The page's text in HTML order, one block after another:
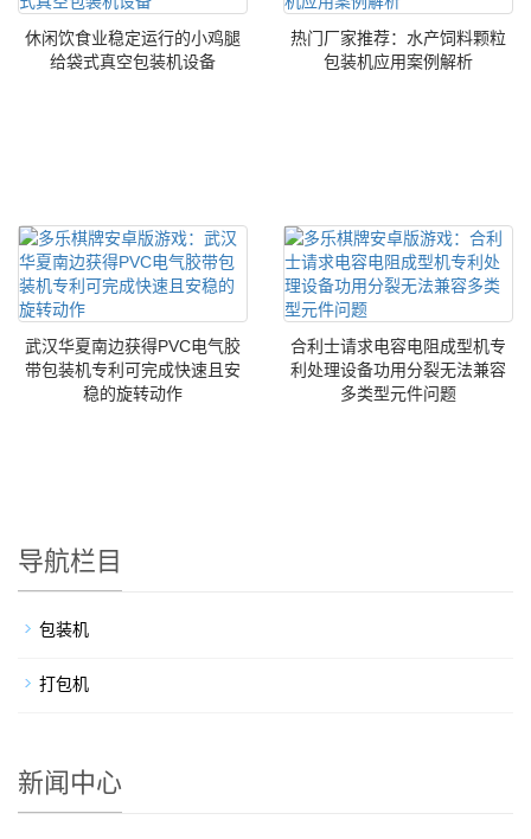
休闲饮食业稳定运行的小鸡腿
给袋式真空包装机设备
热门厂家推荐：水产饲料颗粒
包装机应用案例解析
武汉华夏南边获得PVC电气胶
带包装机专利可完成快速且安
稳的旋转动作
合利士请求电容电阻成型机专
利处理设备功用分裂无法兼容
多类型元件问题
导航栏目
包装机
打包机
新闻中心